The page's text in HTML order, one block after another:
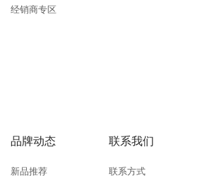
经销商专区
品牌动态
新品推荐
联系我们
联系方式